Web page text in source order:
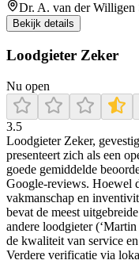
Dr. A. van der Willigen
Bekijk details
Loodgieter Zeker
Nu open
3.5
Loodgieter Zeker,
presenteert zich als een
goede gemiddelde
Google-reviews. Hoewel
vakmanschap en
bevat de meest
andere loodgieter
de kwaliteit van service
Verdere verificatie via